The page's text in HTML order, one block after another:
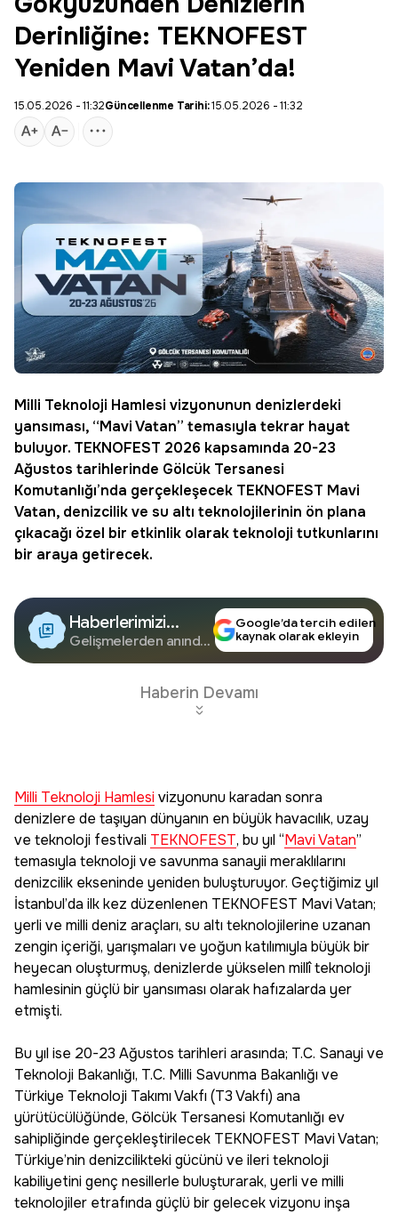
Derinliğine: TEKNOFEST
Yeniden Mavi Vatan’da!
15.05.2026 - 11:32Güncellenme Tarihi:15.05.2026 - 11:32
Milli Teknoloji Hamlesi vizyonunun denizlerdeki
yansıması, “Mavi Vatan” temasıyla tekrar hayat
buluyor. TEKNOFEST 2026 kapsamında 20-23
Ağustos tarihlerinde Gölcük Tersanesi
Komutanlığı’nda gerçekleşecek TEKNOFEST Mavi
Vatan, denizcilik ve su altı teknolojilerinin ön plana
çıkacağı özel bir etkinlik olarak teknoloji tutkunlarını
bir araya getirecek.
Haberlerimizi
Google'da Takip
Edin
Gelişmelerden anında
Google’da tercih edilen
kaynak olarak ekleyin
Haberin Devamı
Milli Teknoloji Hamlesivizyonunu karadan sonra
denizlere de taşıyan dünyanın en büyük havacılık, uzay
ve teknoloji festivali TEKNOFEST, bu yıl “Mavi Vatan”
temasıyla teknoloji ve savunma sanayii meraklılarını
denizcilik ekseninde yeniden buluşturuyor. Geçtiğimiz yıl
İstanbul’da ilk kez düzenlenen TEKNOFEST Mavi Vatan;
yerli ve milli deniz araçları, su altı teknolojilerine uzanan
zengin içeriği, yarışmaları ve yoğun katılımıyla büyük bir
heyecan oluşturmuş, denizlerde yükselen millî teknoloji
hamlesinin güçlü bir yansıması olarak hafızalarda yer
etmişti.
Bu yıl ise 20-23 Ağustos tarihleri arasında; T.C. Sanayi ve
Teknoloji Bakanlığı, T.C. Milli Savunma Bakanlığı ve
Türkiye Teknoloji Takımı Vakfı (T3 Vakfı) ana
yürütücülüğünde, Gölcük Tersanesi Komutanlığı ev
sahipliğinde gerçekleştirilecek TEKNOFEST Mavi Vatan;
Türkiye’nin denizcilikteki gücünü ve ileri teknoloji
kabiliyetini genç nesillerle buluşturarak, yerli ve milli
teknolojiler etrafında güçlü bir gelecek vizyonu inşa